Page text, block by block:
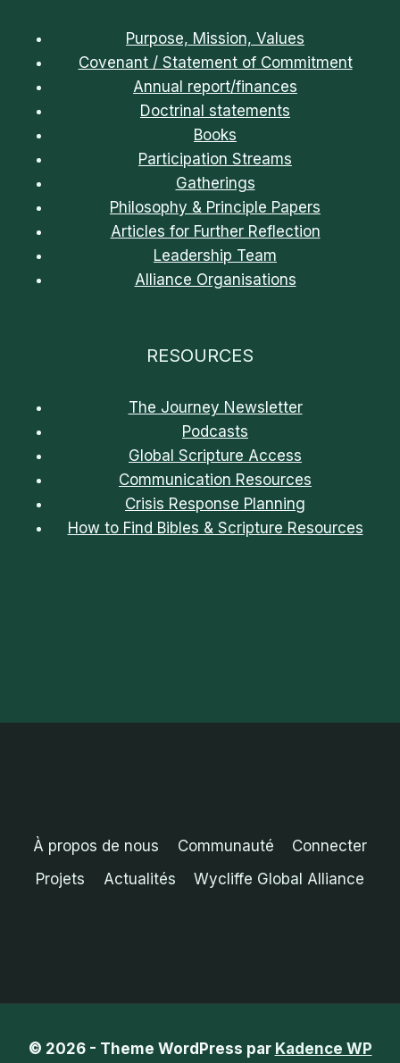
Purpose, Mission, Values
Covenant / Statement of Commitment
Annual report/finances
Doctrinal statements
Books
Participation Streams
Gatherings
Philosophy & Principle Papers
Articles for Further Reflection
Leadership Team
Alliance Organisations
RESOURCES
The Journey Newsletter
Podcasts
Global Scripture Access
Communication Resources
Crisis Response Planning
How to Find Bibles & Scripture Resources
À propos de nous Communauté
Connecter
Projets
Actualités Wycliffe Global Alliance
© 2026 - Theme WordPress par Kadence WP